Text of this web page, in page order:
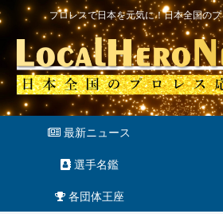
プロレスで日本を元気に！日本全国の
最新ニュース
選手名鑑
各団体王座